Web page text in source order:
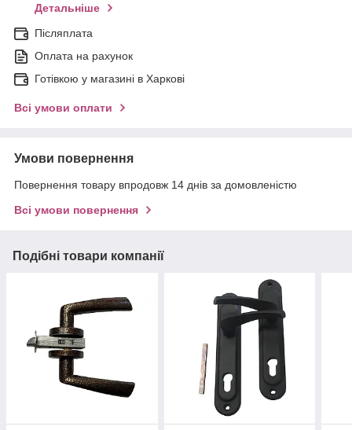
Детальніше
Післяплата
Оплата на рахунок
Готівкою у магазині в Харкові
Всі умови оплати
Умови повернення
Повернення товару впродовж 14 днів за домовленістю
Всі умови повернення
Подібні товари компанії